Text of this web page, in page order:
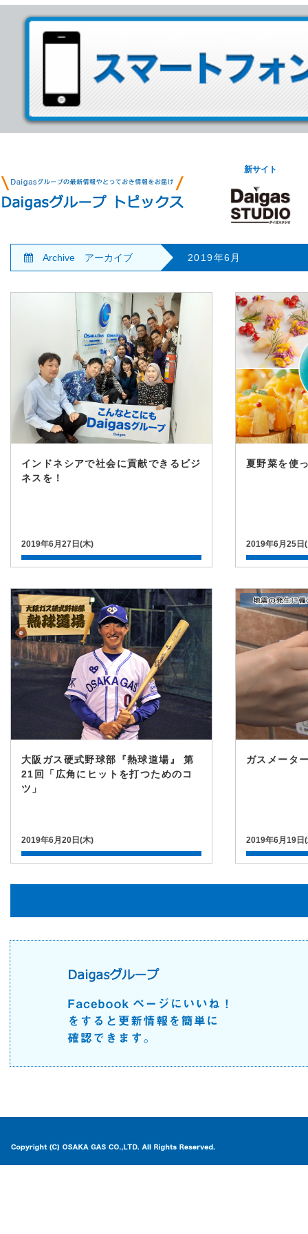
新サイト
Archive アーカイブ 2019年6月
インドネシアで社会に貢献できるビジ
ネスを！
2019年6月27日(木)
夏野菜を使
2019年6月25日
大阪ガス硬式野球部『熱球道場』 第
21回「広角にヒットを打つためのコ
ツ」
2019年6月20日(木)
ガスメータ
2019年6月19日